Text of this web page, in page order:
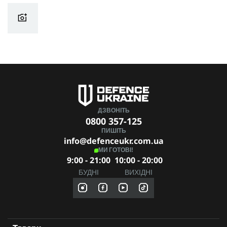
ДЗВОНІТЬ
0800 357-125
ПИШІТЬ
info@defenceukr.com.ua
МИ ГОТОВІ!
9:00 - 21:00
БУДНІ
10:00 - 20:00
ВИХІДНІ